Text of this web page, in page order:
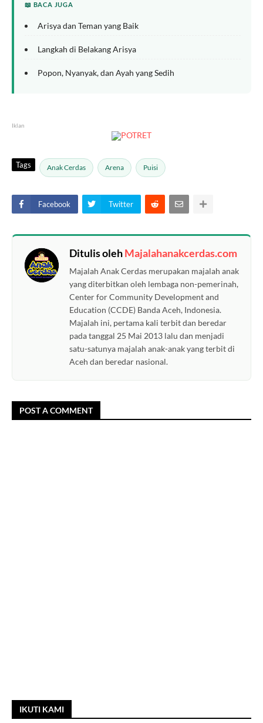
📖 BACA JUGA
Arisya dan Teman yang Baik
Langkah di Belakang Arisya
Popon, Nyanyak, dan Ayah yang Sedih
Iklan
Tags Anak Cerdas Arena Puisi
Facebook Twitter
Ditulis olehMajalahanakcerdas.com
Majalah Anak Cerdas merupakan majalah anak
yang diterbitkan oleh lembaga non-pemerinah,
Center for Community Development and
Education (CCDE) Banda Aceh, Indonesia.
Majalah ini, pertama kali terbit dan beredar
pada tanggal 25 Mai 2013 lalu dan menjadi
satu-satunya majalah anak-anak yang terbit di
Aceh dan beredar nasional.
POST A COMMENT
IKUTI KAMI